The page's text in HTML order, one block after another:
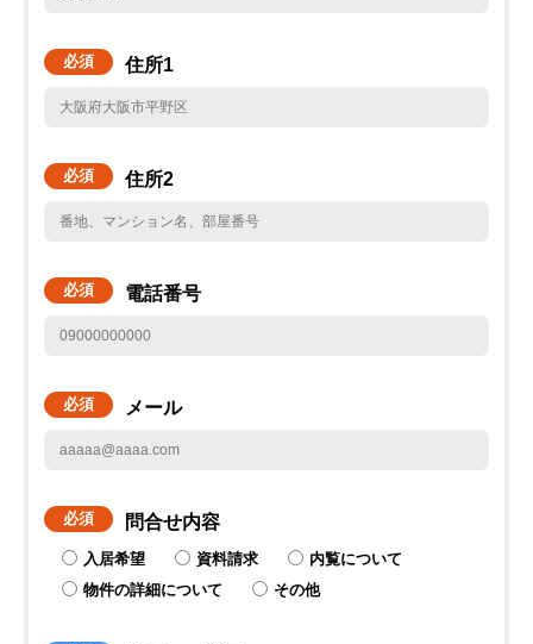
必須 住所1
必須 住所2
必須 電話番号
必須 メール
必須 問合せ内容
入居希望 資料請求
内覧について
物件の詳細について
その他